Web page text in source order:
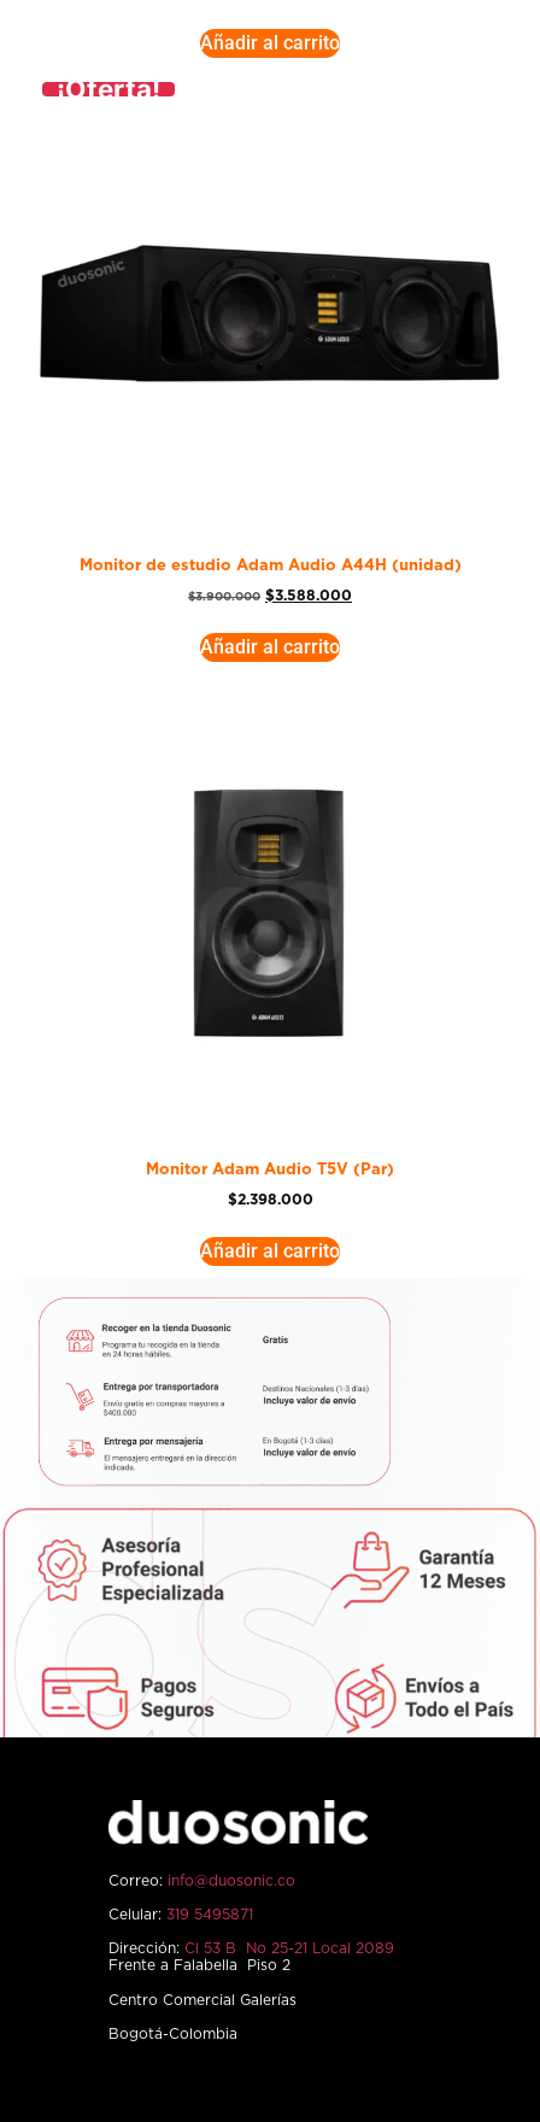
Añadir al carrito
¡Oferta!
Monitor de estudio Adam Audio A44H (unidad)
$3.900.000 $3.588.000
Añadir al carrito
Monitor Adam Audio T5V (Par)
$2.398.000
Añadir al carrito
Correo: info@duosonic.co
Celular: 319 5495871
Dirección: Cl 53 B No 25-21 Local 2089
Frente a Falabella Piso 2
Centro Comercial Galerías
Bogotá-Colombia